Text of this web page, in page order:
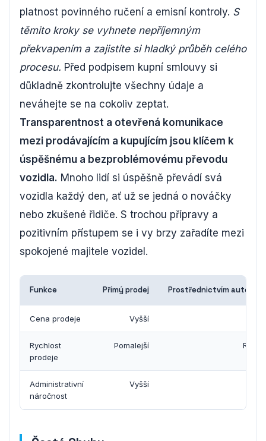
platnost povinného ručení a emisní kontroly. S
těmito kroky se vyhnete nepříjemným
překvapením a zajistíte si hladký průběh celého
procesu. Před podpisem kupní smlouvy si
důkladně zkontrolujte všechny údaje a
neváhejte se na cokoliv zeptat.
Transparentnost a otevřená komunikace
mezi prodávajícím a kupujícím jsou klíčem k
úspěšnému a bezproblémovému převodu
vozidla. Mnoho lidí si úspěšně převádí svá
vozidla každý den, ať už se jedná o nováčky
nebo zkušené řidiče. S trochou přípravy a
pozitivním přístupem se i vy brzy zařadíte mezi
spokojené majitele vozidel.
Funkce Přímý prodej Prostřednictvím
Cena prodeje Vyšší
Rychlost
prodeje
Pomalejší
Administrativní
náročnost
Vyšší